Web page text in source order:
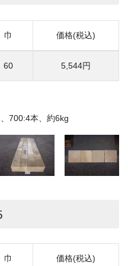
巾 価格(税込)
60 5,544円
700:4本、約6kg
巾 価格(税込)